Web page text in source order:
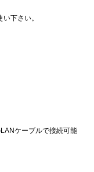
下さい。
ケーブルで接続可能